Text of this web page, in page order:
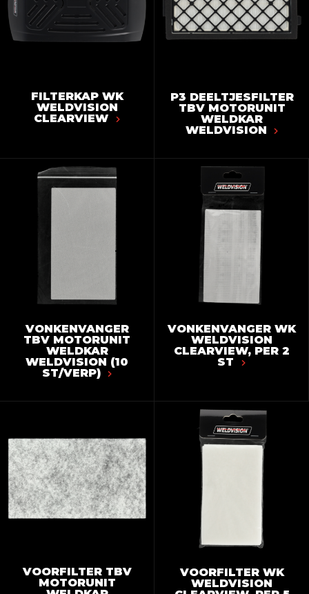
FILTERKAP WK
WELDVISION
CLEARVIEW
P3 DEELTJESFILTER
TBV MOTORUNIT
WELDKAR
WELDVISION
VONKENVANGER
TBV MOTORUNIT
WELDKAR
WELDVISION (10
ST/VERP)
VONKENVANGER WK
WELDVISION
CLEARVIEW, PER 2
ST
VOORFILTER TBV
MOTORUNIT
VOORFILTER WK
WELDVISION